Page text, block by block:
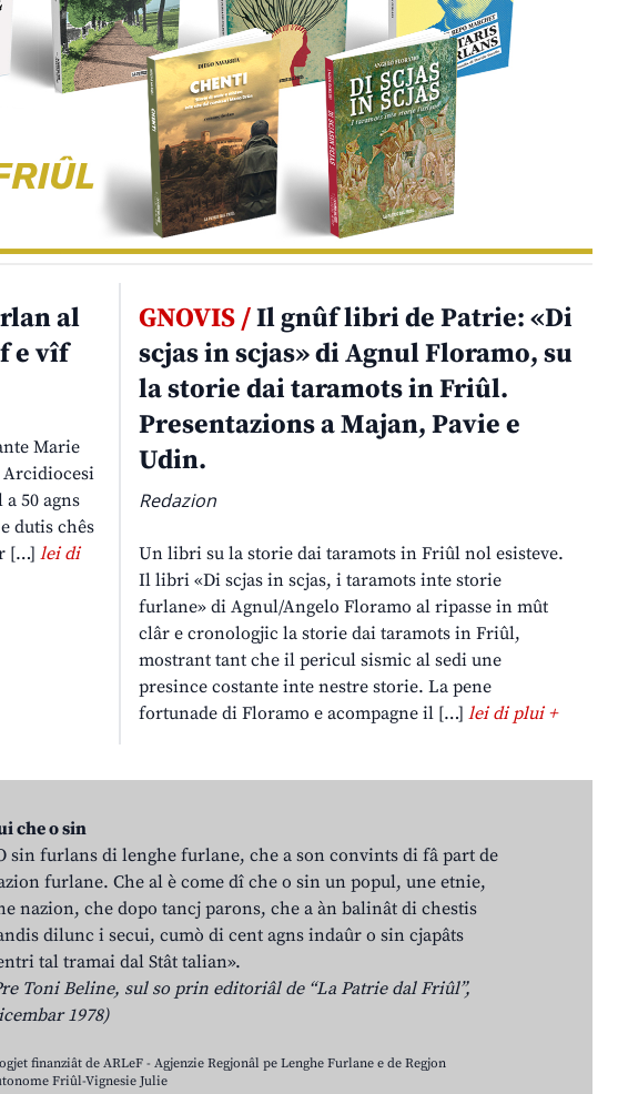
al
e vîf
Marie
Arcidiocesi
50 agns
dutis chês
[…] lei di
GNOVIS /Il gnûf libri de Patrie: «Di
scjas in scjas» di Agnul Floramo, su
la storie dai taramots in Friûl.
Presentazions a Majan, Pavie e
Udin.
Redazion
Un libri su la storie dai taramots in Friûl nol esisteve.
Il libri «Di scjas in scjas, i taramots inte storie
furlane» di Agnul/Angelo Floramo al ripasse in mût
clâr e cronologjic la storie dai taramots in Friûl,
mostrant tant che il pericul sismic al sedi une
presince costante inte nestre storie. La pene
fortunade di Floramo e acompagne il […]lei di plui +
che o sin
sin furlans di lenghe furlane, che a son convints di fâ part de
furlane. Che al è come dî che o sin un popul, une etnie,
nazion, che dopo tancj parons, che a àn balinât di chestis
dilunc i secui, cumò di cent agns indaûr o sin cjapâts
tal tramai dal Stât talian».
Toni Beline, sul so prin editoriâl de “La Patrie dal Friûl”,
1978)
finanziât de ARLeF - Agjenzie Regjonâl pe Lenghe Furlane e de Regjon
Friûl-Vignesie Julie